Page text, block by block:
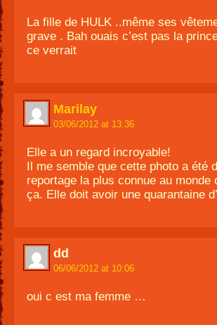
La fille de HULK ..même ses
grave . Bah ouais c’est pas la
ce verrait
Marilay
03/06/2012 at 13:36
Elle a un regard incroyable!
Il me semble que cette photo a été
reportage la plus connue au monde
ça. Elle doit avoir une quarantaine
dd
06/06/2012 at 10:06
oui c est ma femme …